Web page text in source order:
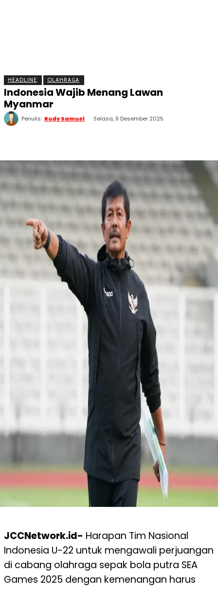
HEADLINE OLAHRAGA
Indonesia Wajib Menang Lawan
Myanmar
Penulis: Rudy Samuel Selasa, 9 Desember 2025
JCCNetwork.id- Harapan Tim Nasional
Indonesia U-22 untuk mengawali perjuangan
di cabang olahraga sepak bola putra SEA
Games 2025 dengan kemenangan harus